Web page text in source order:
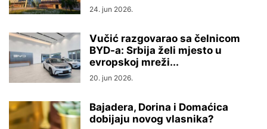
24. jun 2026.
Vučić razgovarao sa čelnicom
BYD-a: Srbija želi mjesto u
evropskoj mreži...
20. jun 2026.
Bajadera, Dorina i Domaćica
dobijaju novog vlasnika?